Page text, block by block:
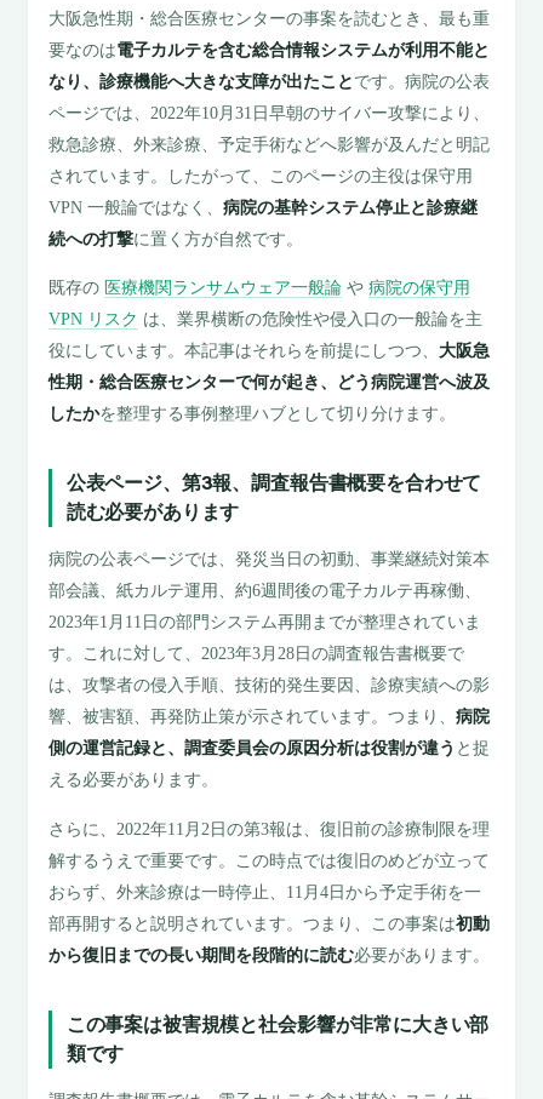
大阪急性期・総合医療センターの事案を読むとき、最も重
要なのは電子カルテを含む総合情報システムが利用不能と
なり、診療機能へ大きな支障が出たこと です。病院の公表
ページでは、2022年10月31日早朝のサイバー攻撃により、
救急診療、外来診療、予定手術などへ影響が及んだと明記
されています。したがって、このページの主役は保守用
VPN 一般論ではなく、病院の基幹システム停止と診療継
続への打撃に置く方が自然です。
既存の 医療機関ランサムウェア一般論 や病院の保守用
VPN リスク は、業界横断の危険性や侵入口の一般論を主
役にしています。本記事はそれらを前提にしつつ、 大阪急
性期・総合医療センターで何が起き、どう病院運営へ波及
したかを整理する事例整理ハブとして切り分けます。
公表ページ、第3報、調査報告書概要を合わせて
読む必要があります
病院の公表ページでは、発災当日の初動、事業継続対策本
部会議、紙カルテ運用、約6週間後の電子カルテ再稼働、
2023年1月11日の部門システム再開までが整理されていま
す。これに対して、2023年3月28日の調査報告書概要で
は、攻撃者の侵入手順、技術的発生要因、診療実績への影
響、被害額、再発防止策が示されています。つまり、病院
側の運営記録と、調査委員会の原因分析は役割が違う と捉
える必要があります。
さらに、2022年11月2日の第3報は、復旧前の診療制限を理
解するうえで重要です。この時点では復旧のめどが立って
おらず、外来診療は一時停止、11月4日から予定手術を一
部再開すると説明されています。つまり、この事案は初動
から復旧までの長い期間を段階的に読む必要があります。
この事案は被害規模と社会影響が非常に大きい部
類です